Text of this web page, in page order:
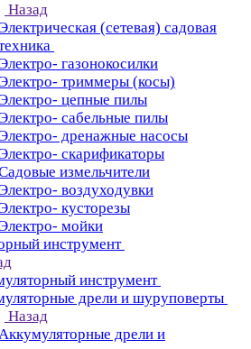
Назад
Электрическая (сетевая) садовая
Электро- газонокосилки
Электро- триммеры (косы)
Электро- цепные пилы
Электро- сабельные пилы
Электро- дренажные насосы
Электро- скарификаторы
измельчители
Электро- воздуходувки
Электро- кусторезы
Электро- мойки
инструмент
инструмент
дрели и шуруповерты
Назад
дрели и